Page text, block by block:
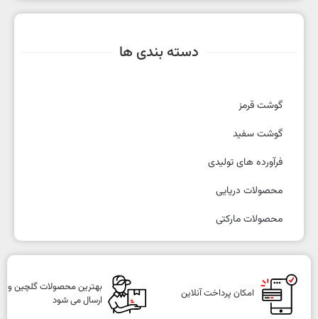
دسته بندی ها
گوشت قرمز
گوشت سفید
فرآورده های تولیدی
محصولات دریایی
محصولات مارکتی
امکان پرداخت آنلاین
بهترین محصولات گلچین و
ارسال می شود